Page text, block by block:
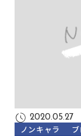
2020.05.27
ノンキャラ